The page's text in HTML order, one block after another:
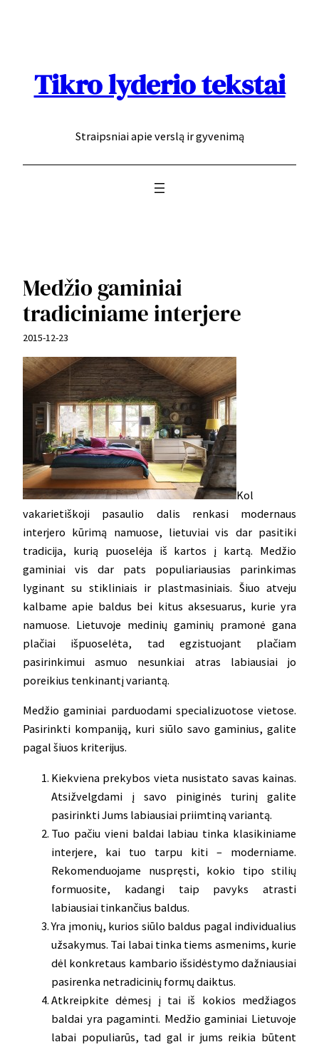
Tikro lyderio tekstai
Straipsniai apie verslą ir gyvenimą
Medžio gaminiai
tradiciniame interjere
2015-12-23
Kol
vakarietiškoji pasaulio dalis renkasi modernaus
interjero kūrimą namuose, lietuviai vis dar pasitiki
tradicija, kurią puoselėja iš kartos į kartą. Medžio
gaminiai vis dar pats populiariausias parinkimas
lyginant su stikliniais ir plastmasiniais. Šiuo atveju
kalbame apie baldus bei kitus aksesuarus, kurie yra
namuose. Lietuvoje medinių gaminių pramonė gana
plačiai išpuoselėta, tad egzistuojant plačiam
pasirinkimui asmuo nesunkiai atras labiausiai jo
poreikius tenkinantį variantą.
Medžio gaminiai parduodami specializuotose vietose.
Pasirinkti kompaniją, kuri siūlo savo gaminius, galite
pagal šiuos kriterijus.
Kiekviena prekybos vieta nusistato savas kainas.
Atsižvelgdami į savo piniginės turinį galite
pasirinkti Jums labiausiai priimtiną variantą.
Tuo pačiu vieni baldai labiau tinka klasikiniame
interjere, kai tuo tarpu kiti – moderniame.
Rekomenduojame nuspręsti, kokio tipo stilių
formuosite, kadangi taip pavyks atrasti
labiausiai tinkančius baldus.
Yra įmonių, kurios siūlo baldus pagal individualius
užsakymus. Tai labai tinka tiems asmenims, kurie
dėl konkretaus kambario išsidėstymo dažniausiai
pasirenka netradicinių formų daiktus.
Atkreipkite dėmesį į tai iš kokios medžiagos
baldai yra pagaminti. Medžio gaminiai Lietuvoje
labai populiarūs, tad gal ir jums reikia būtent